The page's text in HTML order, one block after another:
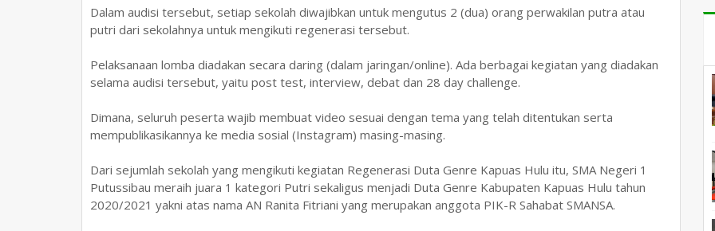
Dalam audisi tersebut, setiap sekolah diwajibkan untuk mengutus 2 (dua) orang perwakilan putra atau
putri dari sekolahnya untuk mengikuti regenerasi tersebut.
Pelaksanaan lomba diadakan secara daring (dalam jaringan/online). Ada berbagai kegiatan yang diadakan
selama audisi tersebut, yaitu post test, interview, debat dan 28 day challenge.
Dimana, seluruh peserta wajib membuat video sesuai dengan tema yang telah ditentukan serta
mempublikasikannya ke media sosial (Instagram) masing-masing.
Dari sejumlah sekolah yang mengikuti kegiatan Regenerasi Duta Genre Kapuas Hulu itu, SMA Negeri 1
Putussibau meraih juara 1 kategori Putri sekaligus menjadi Duta Genre Kabupaten Kapuas Hulu tahun
2020/2021 yakni atas nama AN Ranita Fitriani yang merupakan anggota PIK-R Sahabat SMANSA.